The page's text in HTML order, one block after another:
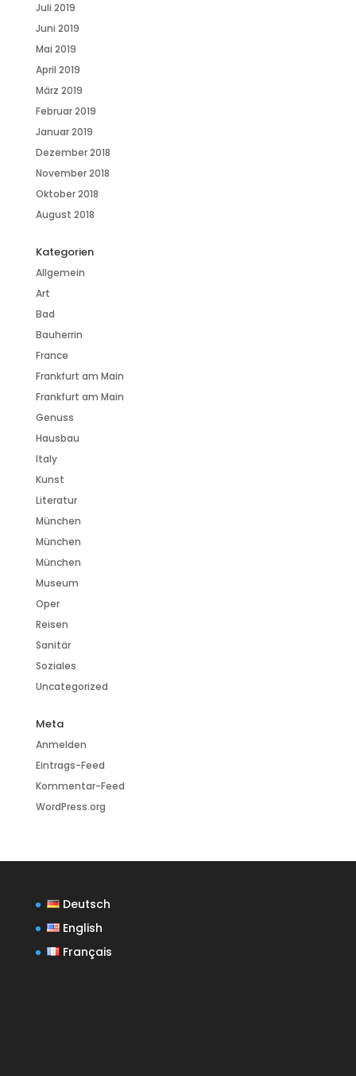
Juli 2019
Juni 2019
Mai 2019
April 2019
März 2019
Februar 2019
Januar 2019
Dezember 2018
November 2018
Oktober 2018
August 2018
Kategorien
Allgemein
Art
Bad
Bauherrin
France
Frankfurt am Main
Frankfurt am Main
Genuss
Hausbau
Italy
Kunst
Literatur
München
München
München
Museum
Oper
Reisen
Sanitär
Soziales
Uncategorized
Meta
Anmelden
Eintrags-Feed
Kommentar-Feed
WordPress.org
Deutsch
English
Français